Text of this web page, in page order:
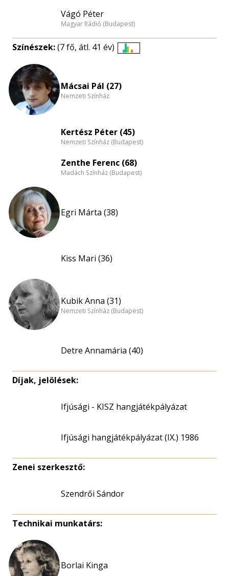
Vágó Péter
Magyar Rádió (Budapest)
Színészek:(7 fő, átl. 41 év)
Mácsai Pál (27)
Nemzeti Színház
Kertész Péter (45)
Nemzeti Színház (Budapest)
Zenthe Ferenc (68)
Madách Színház (Budapest)
Egri Márta (38)
Kiss Mari (36)
Kubik Anna (31)
Nemzeti Színház (Budapest)
Detre Annamária (40)
Díjak, jelölések:
Ifjúsági - KISZ hangjátékpályázat
Ifjúsági hangjátékpályázat (IX.) 1986
Zenei szerkesztő:
Szendrői Sándor
Technikai munkatárs:
Borlai Kinga